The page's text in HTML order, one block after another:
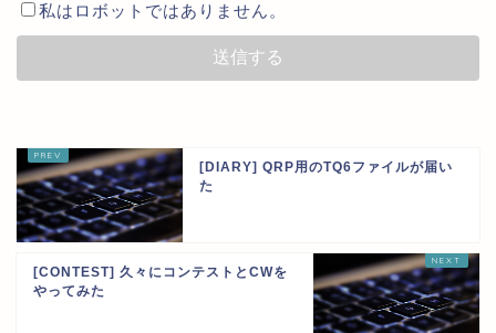
私はロボットではありません。
[DIARY] QRP用のTQ6ファイルが届い
た
[CONTEST] 久々にコンテストとCWを
やってみた